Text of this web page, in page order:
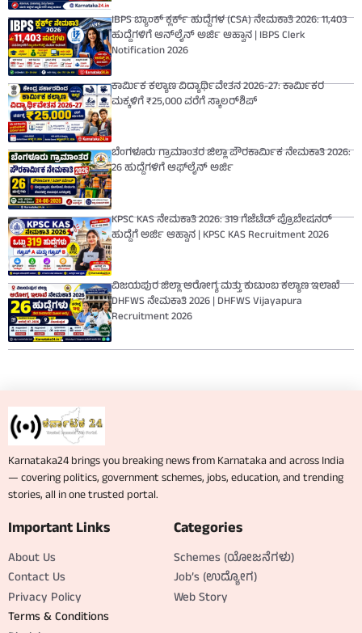
IBPS ಬ್ಯಾಂಕ್ ಕ್ಲರ್ಕ್ ಹುದ್ದೆಗಳ (CSA) ನೇಮಕಾತಿ 2026: 11,403
ಹುದ್ದೆಗಳಿಗೆ ಆನ್‌ಲೈನ್ ಅರ್ಜಿ ಆಹ್ವಾನ | IBPS Clerk
Notification 2026
ಕಾರ್ಮಿಕ ಕಲ್ಯಾಣ ವಿದ್ಯಾರ್ಥಿವೇತನ 2026-27: ಕಾರ್ಮಿಕರ
ಮಕ್ಕಳಿಗೆ ₹25,000 ವರೆಗೆ ಸ್ಕಾಲರ್‌ಶಿಪ್
ಬೆಂಗಳೂರು ಗ್ರಾಮಾಂತರ ಜಿಲ್ಲಾ ಪೌರಕಾರ್ಮಿಕ ನೇಮಕಾತಿ 2026:
26 ಹುದ್ದೆಗಳಿಗೆ ಆಫ್‌ಲೈನ್ ಅರ್ಜಿ
KPSC KAS ನೇಮಕಾತಿ 2026: 319 ಗೆಜೆಟೆಡ್ ಪ್ರೊಬೇಷನರ್
ಹುದ್ದೆಗೆ ಅರ್ಜಿ ಆಹ್ವಾನ | KPSC KAS Recruitment 2026
ವಿಜಯಪುರ ಜಿಲ್ಲಾ ಆರೋಗ್ಯ ಮತ್ತು ಕುಟುಂಬ ಕಲ್ಯಾಣ ಇಲಾಖೆ
DHFWS ನೇಮಕಾತಿ 2026 | DHFWS Vijayapura
Recruitment 2026
Karnataka24 brings you breaking news from Karnataka and across India
— covering politics, government schemes, jobs, education, and trending
stories, all in one trusted portal.
Important Links
About Us
Contact Us
Privacy Policy
Terms & Conditions
Categories
Schemes (ಯೋಜನೆಗಳು)
Job’s (ಉದ್ಯೋಗ)
Web Story